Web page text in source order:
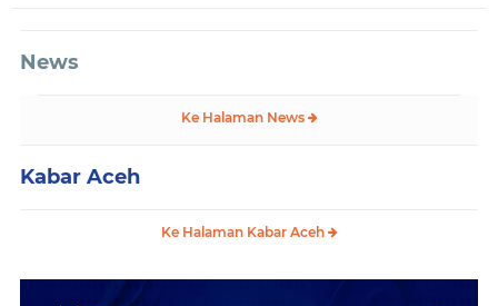
News
Ke Halaman News
Kabar Aceh
Ke Halaman Kabar Aceh